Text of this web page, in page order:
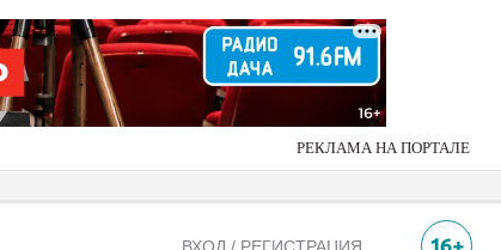
РЕКЛАМА НА ПОРТАЛЕ